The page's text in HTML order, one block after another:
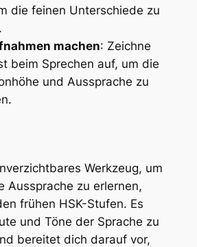
die feinen Unterschiede zu
machen: Zeichne
beim Sprechen auf, um die
und Aussprache zu
Werkzeug, um
Aussprache zu erlernen,
frühen HSK-Stufen. Es
und Töne der Sprache zu
bereitet dich darauf vor,